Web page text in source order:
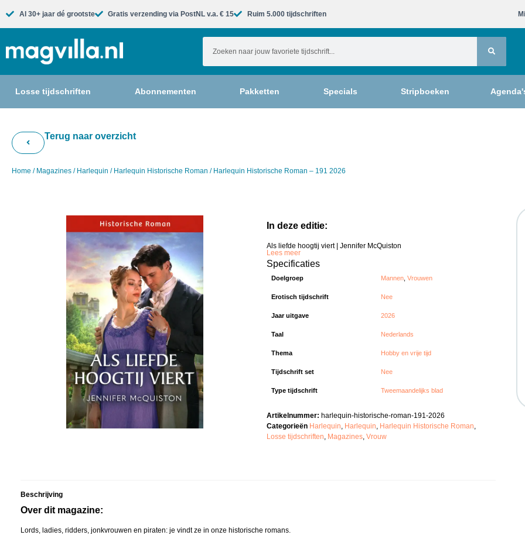
Al 30+ jaar dé grootste​ Gratis verzending via PostNL v.a. € 15 Ruim 5.000 tijdschriften​
Losse tijdschriften Abonnementen Pakketten Specials Stripboeken
Terug naar overzicht
Home / Magazines / Harlequin / Harlequin Historische Roman / Harlequin Historische Roman – 191 2026
In deze editie:
Als liefde hoogtij viert | Jennifer McQuiston
Lees meer
Specificaties
Doelgroep Mannen ,Vrouwen
Erotisch tijdschrift Nee
Jaar uitgave 2026
Taal Nederlands
Thema Hobby en vrije tijd
Tijdschrift set Nee
Type tijdschrift Tweemaandelijks blad
Artikelnummer:harlequin-historische-roman-191-2026
Categorieën Harlequin, Harlequin, Harlequin Historische Roman,
Losse tijdschriften, Magazines,Vrouw
Beschrijving
Over dit magazine:
Lords, ladies, ridders, jonkvrouwen en piraten: je vindt ze in onze historische romans.